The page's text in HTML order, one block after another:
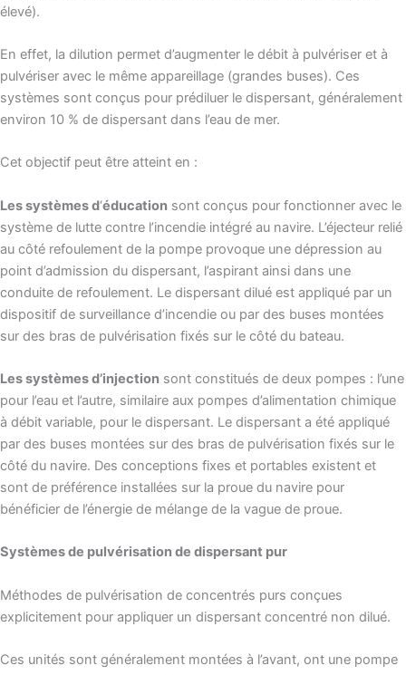
élevé).
En effet, la dilution permet d’augmenter le débit à pulvériser et à
pulvériser avec le même appareillage (grandes buses). Ces
systèmes sont conçus pour prédiluer le dispersant, généralement
environ 10 % de dispersant dans l’eau de mer.
Cet objectif peut être atteint en :
Les systèmes d‘éducation sont conçus pour fonctionner avec le
système de lutte contre l’incendie intégré au navire. L’éjecteur relié
au côté refoulement de la pompe provoque une dépression au
point d’admission du dispersant, l’aspirant ainsi dans une
conduite de refoulement. Le dispersant dilué est appliqué par un
dispositif de surveillance d’incendie ou par des buses montées
sur des bras de pulvérisation fixés sur le côté du bateau.
Les systèmes d’injection sont constitués de deux pompes : l’une
pour l’eau et l’autre, similaire aux pompes d’alimentation chimique
à débit variable, pour le dispersant. Le dispersant a été appliqué
par des buses montées sur des bras de pulvérisation fixés sur le
côté du navire. Des conceptions fixes et portables existent et
sont de préférence installées sur la proue du navire pour
bénéficier de l’énergie de mélange de la vague de proue.
Systèmes de pulvérisation de dispersant pur
Méthodes de pulvérisation de concentrés purs conçues
explicitement pour appliquer un dispersant concentré non dilué.
Ces unités sont généralement montées à l’avant, ont une pompe